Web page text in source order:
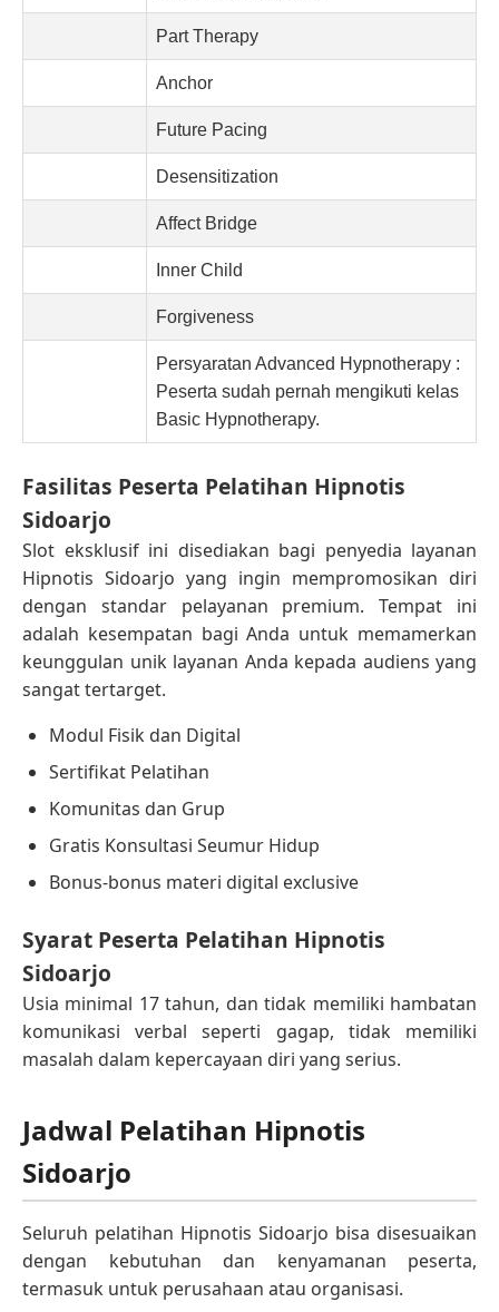
Part Therapy
Anchor
Future Pacing
Desensitization
Affect Bridge
Inner Child
Forgiveness
Persyaratan Advanced Hypnotherapy :
Peserta sudah pernah mengikuti kelas
Basic Hypnotherapy.
Fasilitas Peserta Pelatihan Hipnotis
Sidoarjo
Slot eksklusif ini disediakan bagi penyedia layanan
Hipnotis Sidoarjo yang ingin mempromosikan diri
dengan standar pelayanan premium. Tempat ini
adalah kesempatan bagi Anda untuk memamerkan
keunggulan unik layanan Anda kepada audiens yang
sangat tertarget.
Modul Fisik dan Digital
Sertifikat Pelatihan
Komunitas dan Grup
Gratis Konsultasi Seumur Hidup
Bonus-bonus materi digital exclusive
Syarat Peserta Pelatihan Hipnotis
Sidoarjo
Usia minimal 17 tahun, dan tidak memiliki hambatan
komunikasi verbal seperti gagap, tidak memiliki
masalah dalam kepercayaan diri yang serius.
Jadwal Pelatihan Hipnotis
Sidoarjo
Seluruh pelatihan Hipnotis Sidoarjo bisa disesuaikan
dengan kebutuhan dan kenyamanan peserta,
termasuk untuk perusahaan atau organisasi.